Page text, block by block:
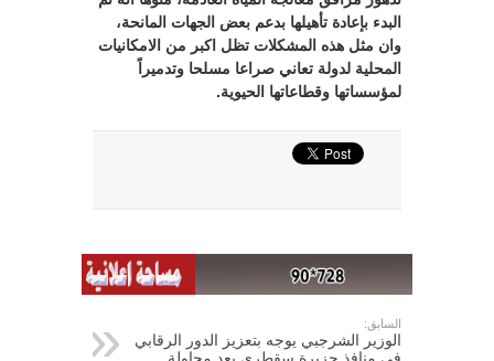
البدء بإعادة تأهيلها بدعم بعض الجهات المانحة،
وان مثل هذه المشكلات تظل اكبر من الامكانيات
المحلية لدولة تعاني صراعا مسلحا وتدميراً
لمؤسساتها وقطاعاتها الحيوية.
السابق:
الوزير الشرجبي يوجه بتعزيز الدور الرقابي